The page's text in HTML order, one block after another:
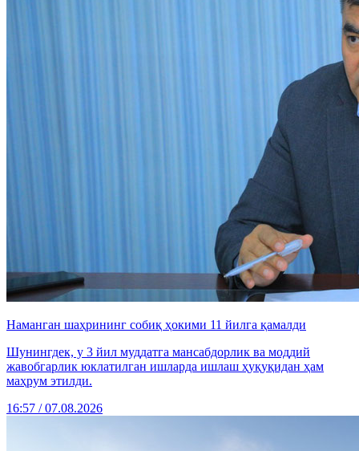
Наманган шаҳрининг собиқ ҳокими 11 йилга қамалди
Шунингдек, у 3 йил муддатга мансабдорлик ва моддий
жавобгарлик юклатилган ишларда ишлаш ҳуқуқидан ҳам
маҳрум этилди.
16:57 / 07.08.2026